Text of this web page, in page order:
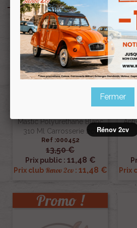
Mastic Polyurethane Blanc
310 Ml Carrosserie 2cv
Ref :000452
13,50 €
Prix public : 11,48 €
Prix club Renov 2cv: 11,48 € Prix
Promo !
Fermer
Rénov 2cv